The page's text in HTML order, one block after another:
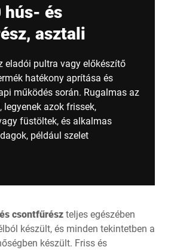
hús- és
asztali
eladói pultra vagy előkészítő
hatékony aprítása és
működés során. Rugalmas az
legyenek azok frissek,
füstöltek, és alkalmas
például szelet
csontfűrészteljes egészében
készült, és minden tekintetben a
készült. Friss és